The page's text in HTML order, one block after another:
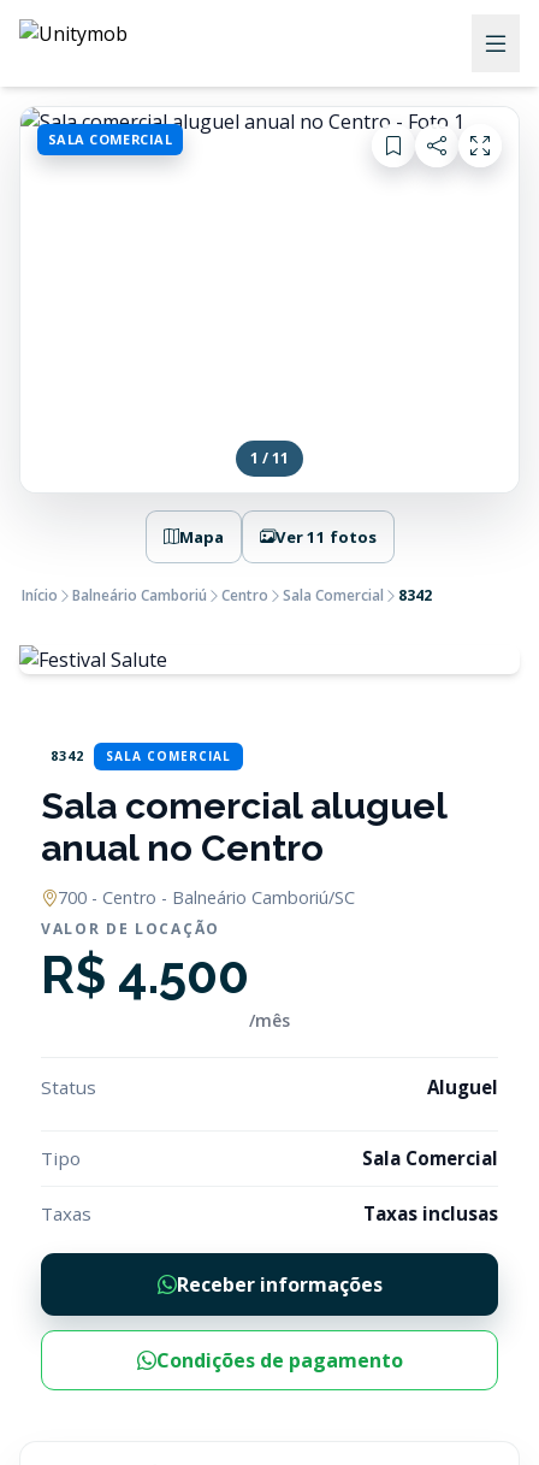
SALA COMERCIAL
1 / 11
Mapa Ver 11 fotos
Início Balneário Camboriú Centro Sala Comercial 8342
8342 SALA COMERCIAL
Sala comercial aluguel
anual no Centro
700 - Centro - Balneário Camboriú/SC
VALOR DE LOCAÇÃO
R$ 4.500
/mês
Status Aluguel
Tipo Sala Comercial
Taxas Taxas inclusas
Receber informações
Condições de pagamento